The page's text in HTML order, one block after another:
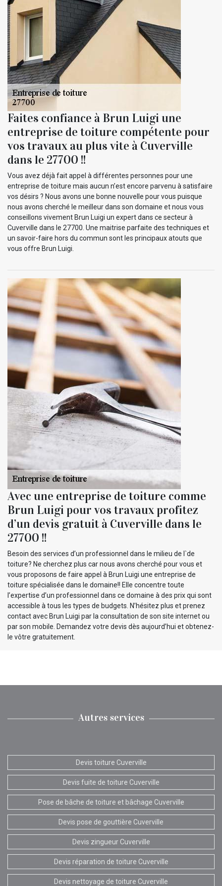
Faites confiance à Brun Luigi une
entreprise de toiture compétente pour
vos travaux au plus vite à Cuverville
dans le 27700 !!
Vous avez déjà fait appel à différentes personnes pour une
entreprise de toiture mais aucun n’est encore parvenu à satisfaire
vos désirs ? Nous avons une bonne nouvelle pour vous puisque
nous avons cherché le meilleur dans son domaine et nous vous
conseillons vivement Brun Luigi un expert dans ce secteur à
Cuverville dans le 27700. Une maitrise parfaite des techniques et
un savoir-faire hors du commun sont les principaux atouts que
vous offre Brun Luigi.
Avec une entreprise de toiture comme
Brun Luigi pour vos travaux profitez
d’un devis gratuit à Cuverville dans le
27700 !!
Besoin des services d’un professionnel dans le milieu de l`de
toiture? Ne cherchez plus car nous avons cherché pour vous et
vous proposons de faire appel à Brun Luigi une entreprise de
toiture spécialisée dans le domaine!! Elle concentre toute
l’expertise d’un professionnel dans ce domaine à des prix qui sont
accessible à tous les types de budgets. N’hésitez plus et prenez
contact avec Brun Luigi par la consultation de son site internet ou
par son mobile. Demandez votre devis dès aujourd’hui et obtenez-
le vôtre gratuitement.
Autres services
Devis toiture Cuverville
Devis fuite de toiture Cuverville
Pose de bâche de toiture et bâchage Cuverville
Devis pose de gouttière Cuverville
Devis zingueur Cuverville
Devis réparation de toiture Cuverville
Devis nettoyage de toiture Cuverville